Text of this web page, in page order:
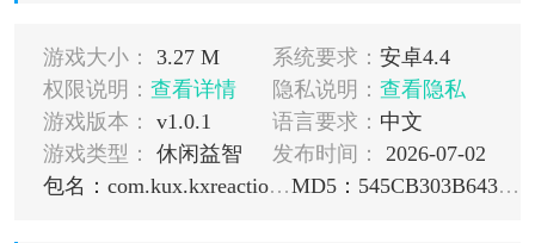
游戏大小： 3.27 M 系统要求： 安卓4.4
权限说明： 查看详情 隐私说明： 查看隐私
游戏版本：
v1.0.1 语言要求： 中文
游戏类型：
休闲益智 发布时间：
2026-07-02
包名：com.kux.kxreactionstest
MD5：545CB303B643B68D2E63D5CE18F49167